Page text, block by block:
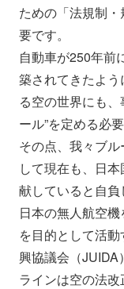
ための「法規制
要です。
自動車が250年前
築されてきたよ
る空の世界にも
ール”を定める必
その点、我々ブ
して現在も、日
献していると自負
日本の無人航空
を目的として活
興協議会（JUIDA
ラインは空の法